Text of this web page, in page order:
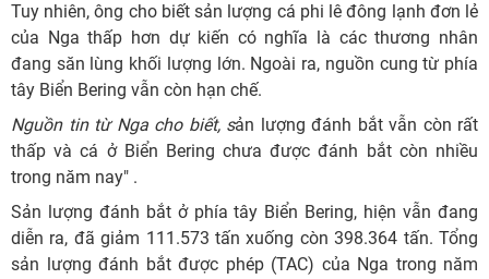
Tuy nhiên, ông cho biết sản lượng cá phi lê đông lạnh đơn lẻ
của Nga thấp hơn dự kiến ​​có nghĩa là các thương nhân
đang săn lùng khối lượng lớn. Ngoài ra, nguồn cung từ phía
tây Biển Bering vẫn còn hạn chế.
Nguồn tin từ Nga cho biết, sản lượng đánh bắt vẫn còn rất
thấp và cá ở Biển Bering chưa được đánh bắt còn nhiều
trong năm nay" .
Sản lượng đánh bắt ở phía tây Biển Bering, hiện vẫn đang
diễn ra, đã giảm 111.573 tấn xuống còn 398.364 tấn. Tổng
sản lượng đánh bắt được phép (TAC) của Nga trong năm